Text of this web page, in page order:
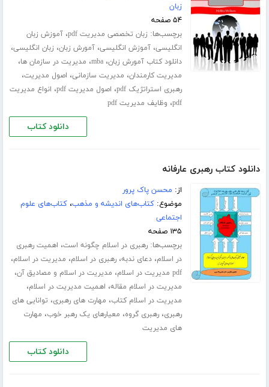
زبان
۵۴ صفحه
برچسب‌ها: زبان تخصصی مدیریت pdf ،آموزش زبان
انگلیسی،آموزش انگلیسی،آمورش زبان، زبان انگلیسی،
دانلود کتاب آمورش زبان،mba، مدیریت در سازمان ها،
مدیریت کارمندان، مدیریت سازمانی، اصول مدیریت،
رهبری استراتژیک pdf ، اصول مدیریت pdf ، انواع مدیریت
pdf، وظایف مدیریت pdf
دانلود کتاب
دانلود کتاب رهبری عارفانه
از: محسن پاک پرور
موضوع:کتاب‌های اندیشه و مذهب،کتاب‌های علوم
اجتماعی
۱۳۵ صفحه
برچسب‌ها:رهبری در اسلام چگونه است، اهمیت رهبری
در اسلام،دعای ندبه،رهبری در اسلام، مدیریت در اسلام،
pdf مدیریت در اسلام ، مدیریت در اسلام و مصادیق آن،
مدیریت در اسلام مقاله، اهمیت مدیریت در اسلام،
مدیریت در اسلام کتاب، مهارت های رهبری، توانایی های
رهبری،رهبری گروه، معیارهای یک رهبر خوب، مهارت
های مدیریت
دانلود کتاب